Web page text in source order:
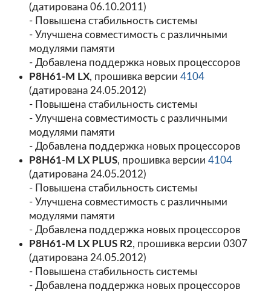
(датирована 06.10.2011)
- Повышена стабильность системы
- Улучшена совместимость с различными
модулями памяти
- Добавлена поддержка новых процессоров
P8H61-M LX, прошивка версии 4104
(датирована 24.05.2012)
- Повышена стабильность системы
- Улучшена совместимость с различными
модулями памяти
- Добавлена поддержка новых процессоров
P8H61-M LX PLUS, прошивка версии 4104
(датирована 24.05.2012)
- Повышена стабильность системы
- Улучшена совместимость с различными
модулями памяти
- Добавлена поддержка новых процессоров
P8H61-M LX PLUS R2, прошивка версии 0307
(датирована 24.05.2012)
- Повышена стабильность системы
- Добавлена поддержка новых процессоров